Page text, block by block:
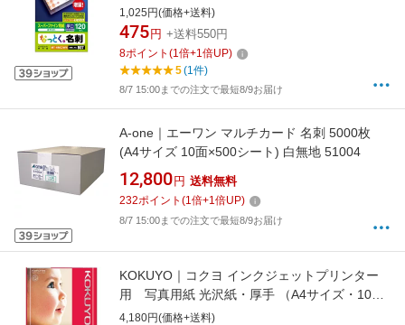
ワイト 厚口 写真対応 120枚入 MT-HMC2WNシ
リーズ ホワイト MT-HMC2WN[MTHMC2WN]
1,025円(価格+送料)
475 円 +送料550円
8ポイント (1倍+1倍UP)
5(1件)
8/7 15:00までの注文で最短8/9お届け
A-one｜エーワン マルチカード 名刺 5000枚
(A4サイズ 10面×500シート) 白無地 51004
12,800 円 送料無料
232ポイント (1倍+1倍UP)
8/7 15:00までの注文で最短8/9お届け
KOKUYO｜コクヨ インクジェットプリンター
用 写真用紙 光沢紙・厚手 （A4サイズ・100
枚） KJ-G13A4-100[KJG13A4100]
4,180円(価格+送料)